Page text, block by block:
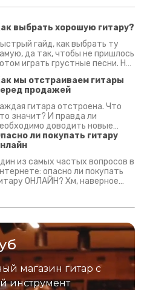
выбрать хорошую гитару?
гайд, как выбрать ту
да так, чтобы не пришлось
играть грустные песни. На
мы отстраиваем гитары
продажей
гитара отстроена. Что
значит? И правда ли
доводить новые
Если кратко - да.
- в видео :)
ли покупать гитару
из самых частых вопросов в
опасно ли покупать
ОНЛАЙН? Хм, наверное
Случись что -
магазин гитар с
инструмент